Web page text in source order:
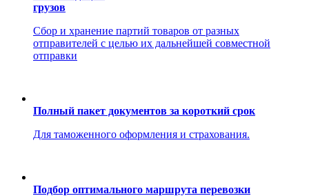
грузов
Сбор и хранение партий товаров от разных
отправителей с целью их дальнейшей совместной
отправки
Полный пакет документов за короткий срок
Для таможенного оформления и страхования.
Подбор оптимального маршрута перевозки